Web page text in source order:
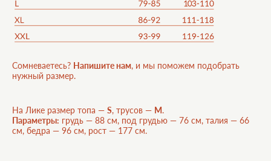
Сомневаетесь? Напишите нам, и мы поможем подобрать
нужный размер.
На Лике размер топа — S, трусов — M.
Параметры: грудь — 88 см, под грудью — 76 см, талия — 66
см, бедра — 96 см, рост — 177 см.